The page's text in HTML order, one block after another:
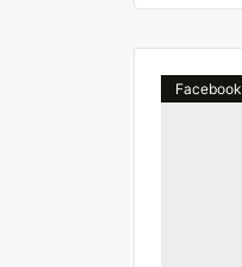
Facebook